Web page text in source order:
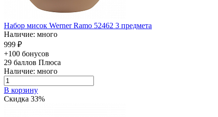
Набор мисок Werner Ramo 52462 3 предмета
Наличие: много
999 ₽
+100 бонусов
29 баллов Плюса
Наличие: много
В корзину
Скидка 33%